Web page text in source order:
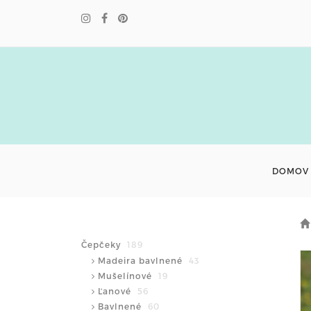
DOMOV
Čepčeky
189
Madeira bavlnené
43
Mušelínové
19
Ľanové
56
Bavlnené
60